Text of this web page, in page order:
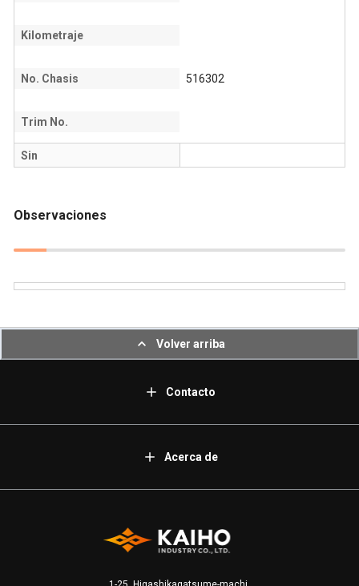
Kilometraje
No. Chasis 516302
Trim No.
Sin
Observaciones
Volver arriba
Contacto
Acerca de